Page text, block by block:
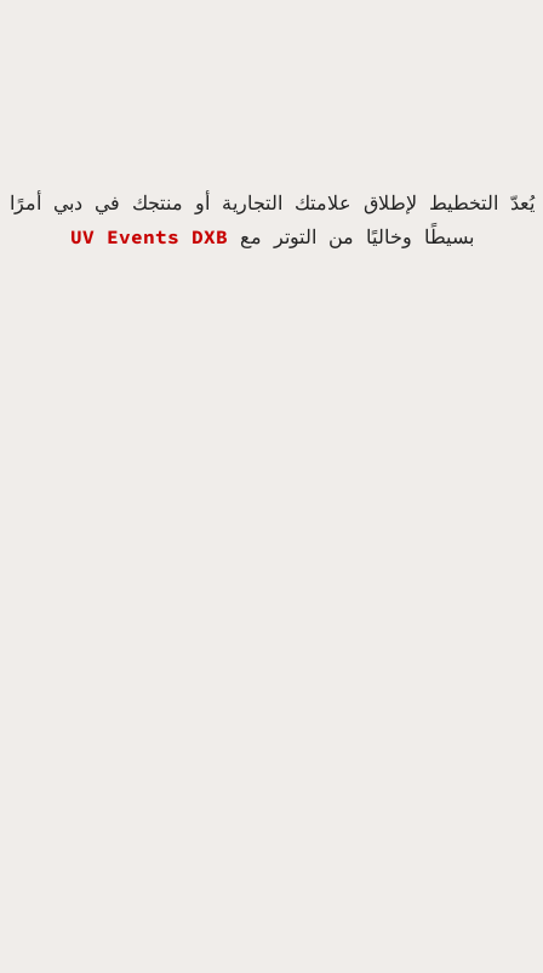
يُعدّ التخطيط لإطلاق علامتك التجارية أو منتجك في دبي أمرًا
بسيطًا وخاليًا من التوتر مع UV Events DXB